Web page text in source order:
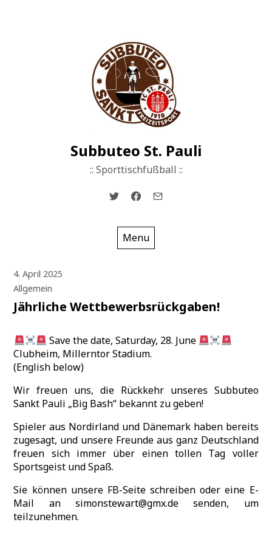
Subbuteo St. Pauli
:: Sporttischfußball ::
Menu
4. April 2025
Allgemein
Jährliche Wettbewerbsrückgaben!
Save the date, Saturday, 28. June
Clubheim, Millerntor Stadium.
(English below)
Wir freuen uns, die Rückkehr unseres Subbuteo
Sankt Pauli „Big Bash“ bekannt zu geben!
Spieler aus Nordirland und Dänemark haben bereits
zugesagt, und unsere Freunde aus ganz Deutschland
freuen sich immer über einen tollen Tag voller
Sportsgeist und Spaß.
Sie können unsere FB-Seite schreiben oder eine E-
Mail an simonstewart@gmx.de senden, um
teilzunehmen.